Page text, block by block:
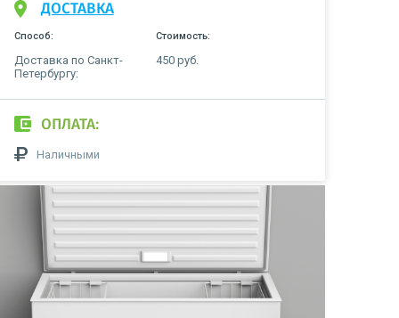
ДОСТАВКА
Способ: Стоимость:
Доставка по Санкт-
Петербургу:
450 руб.
ОПЛАТА:
Наличными